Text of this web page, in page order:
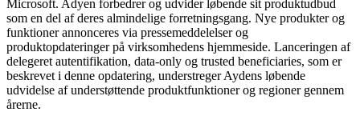
Microsoft. Adyen forbedrer og udvider løbende sit produktudbud
som en del af deres almindelige forretningsgang. Nye produkter og
funktioner annonceres via pressemeddelelser og
produktopdateringer på virksomhedens hjemmeside. Lanceringen af
delegeret autentifikation, data-only og trusted beneficiaries, som er
beskrevet i denne opdatering, understreger Aydens løbende
udvidelse af understøttende produktfunktioner og regioner gennem
årerne.